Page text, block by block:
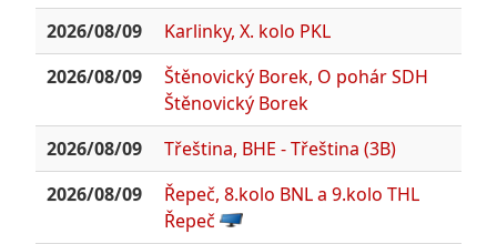
2026/08/09
Karlinky, X. kolo PKL
2026/08/09
Štěnovický Borek, O pohár SDH
Štěnovický Borek
2026/08/09
Třeština, BHE - Třeština (3B)
2026/08/09
Řepeč, 8.kolo BNL a 9.kolo THL
Řepeč